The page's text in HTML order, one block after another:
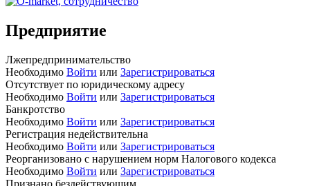
Предприятие
Лжепредпринимательство
Необходимо Войти или Зарегистрироваться
Отсутствует по юридическому адресу
Необходимо Войти или Зарегистрироваться
Банкротство
Необходимо Войти или Зарегистрироваться
Регистрация недействительна
Необходимо Войти или Зарегистрироваться
Реорганизовано с нарушением норм Налогового кодекса
Необходимо Войти или Зарегистрироваться
Признано бездействующим